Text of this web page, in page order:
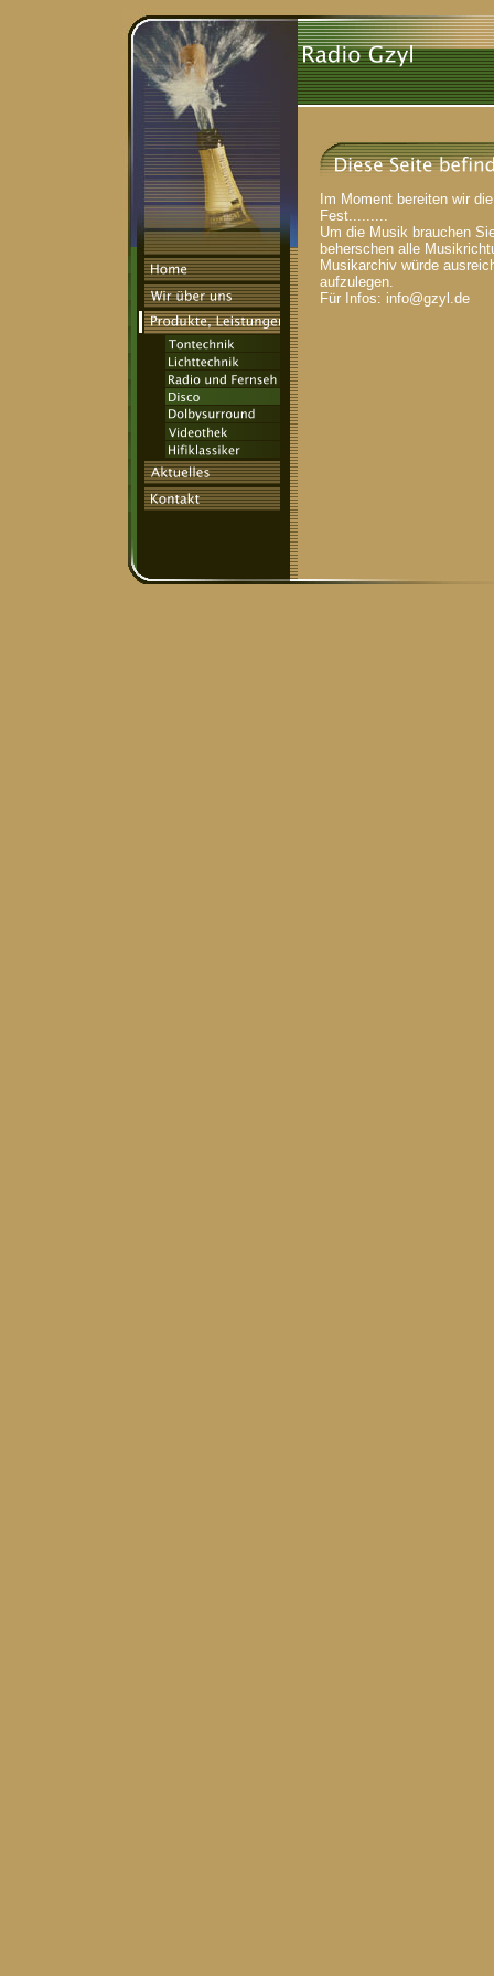
Im Moment bereiten wir
Fest.........
Um die Musik brauchen
beherschen alle
Musikarchiv würde
aufzulegen.
Für Infos: info@gzyl.de